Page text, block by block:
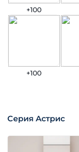
+100
+100
Серия Астрис